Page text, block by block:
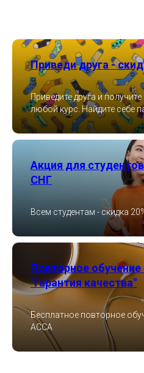
Приведи друга -
Приведите друга и
любой курс. Найдите себе
Акция для
СНГ
Всем студентам - скидка
Повторное
"Гарантия качества"
Бесплатное повторное
ACCA